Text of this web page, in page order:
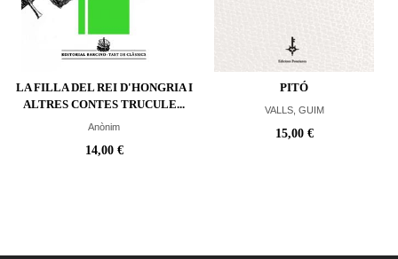
LA FILLA DEL REI D'HONGRIA I
ALTRES CONTES TRUCULE...
Anònim
14,00 €
PITÓ
VALLS, GUIM
15,00 €